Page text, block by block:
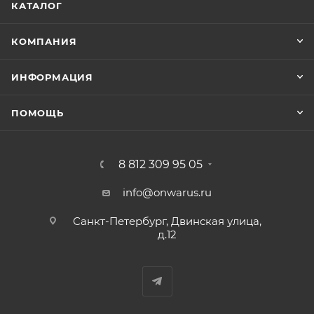
КАТАЛОГ
КОМПАНИЯ
ИНФОРМАЦИЯ
ПОМОЩЬ
8 812 309 95 05
info@onwarus.ru
Санкт-Петербург, Двинская улица,
д.12